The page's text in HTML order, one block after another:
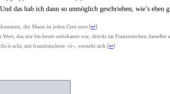
Und das hab ich dann so unmög­lich geschrie­ben, wie’s
der Mann ist jeden Cent wert [↩]
das mir bis heu­te unbe­kannt war, drückt im Fran­zö­si­schen das­sel­be
ö-schi; mit fran­zö­si­schem »ö«, ver­steht sich [↩]